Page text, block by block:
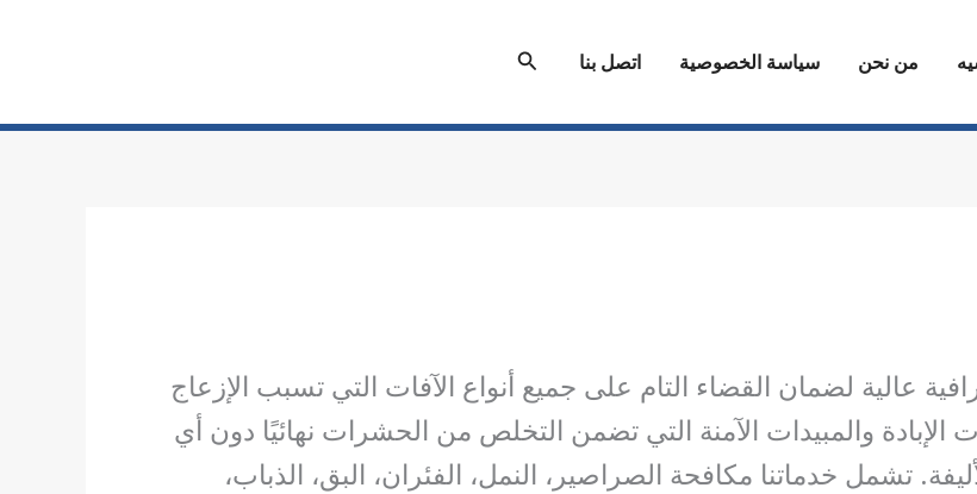
من نحن سياسة الخصوصية اتصل بنا البحث
عالية لضمان القضاء التام على جميع أنواع الآفات التي تسبب الإزعاج
الإبادة والمبيدات الآمنة التي تضمن التخلص من الحشرات نهائيًا دون أي
تشمل خدماتنا مكافحة الصراصير، النمل، الفئران، البق، الذباب،